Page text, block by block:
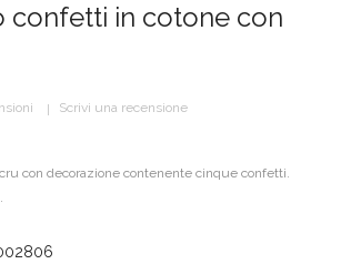
confetti in cotone con
Scrivi una recensione
con decorazione contenente cinque confetti.